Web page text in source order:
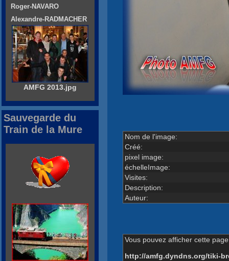
Nom de l'image:
Créé:
pixel image:
échelleImage:
Visites:
Description:
Auteur:
Vous pouvez afficher cette
http://amfg.dyndns.org/tiki-
Roger-NAVARO
Alexandre-RADMACHER
AMFG 2013.jpg
Sauvegarde du
Train de la Mure